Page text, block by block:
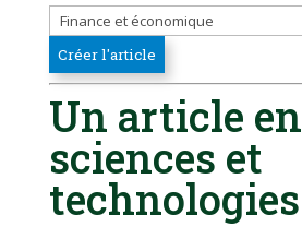
Un article en
sciences et
technologies